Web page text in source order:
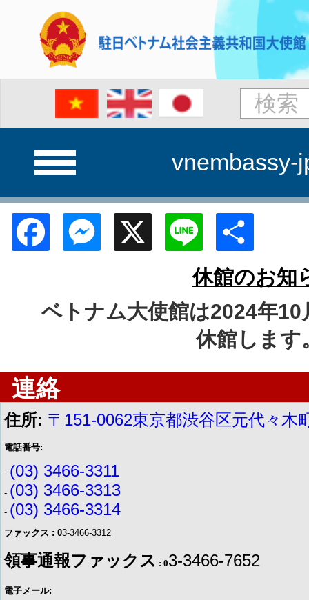
vnembassy-
FacebookMessenger
X Line
休館のお知
ベトナム大使館は2024年10
休館します
連絡
住所: 〒151-0062東京都渋谷区元代々木
電話番号:
- (03) 3466-3311
- (03) 3466-3313
- (03) 3466-3314
ファックス : 03-3466-3312
領事通報ファックス : 03-3466-7652
電子メール: